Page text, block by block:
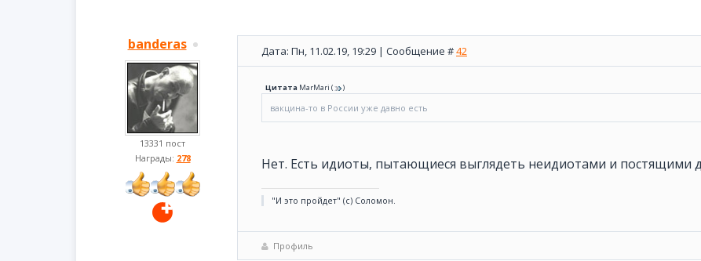
banderas
13331 пост
Награды: 278
Дата: Пн, 11.02.19, 19:29 | Сообщение #42
Цитата MarMari ( )
вакцина-то в России уже давно есть
Нет. Есть идиоты, пытающиеся выглядеть неидиотами и постящими
"И это пройдет" (с) Соломон.
Профиль